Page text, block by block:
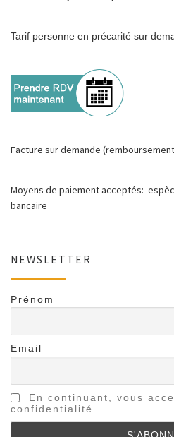
Tarif personne en précarité sur
Facture sur demande
Moyens de paiement acceptés:
bancaire
NEWSLETTER
Prénom
Email
En continuant, vous
confidentialité